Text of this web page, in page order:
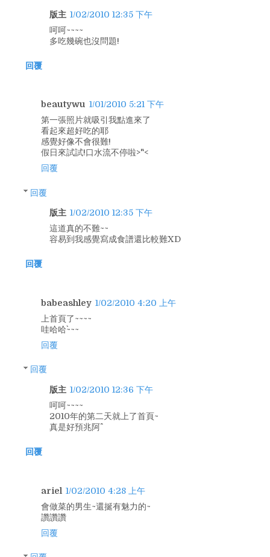
版主 1/02/2010 12:35 下午
呵呵~~~~
多吃幾碗也沒問題!
回覆
beautywu 1/01/2010 5:21 下午
第一張照片就吸引我點進來了
看起來超好吃的耶
感覺好像不會很難!
假日來試試!口水流不停啦>"<
回覆
回覆
版主 1/02/2010 12:35 下午
這道真的不難~~
容易到我感覺寫成食譜還比較難XD
回覆
babeashley 1/02/2010 4:20 上午
上首頁了~~~~
哇哈哈`~~~
回覆
回覆
版主 1/02/2010 12:36 下午
呵呵~~~~
2010年的第二天就上了首頁~
真是好預兆阿^^
回覆
ariel 1/02/2010 4:28 上午
會做菜的男生~還挻有魅力的~
讚讚讚
回覆